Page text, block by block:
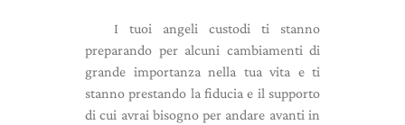
I tuoi angeli custodi ti stanno
preparando per alcuni cambiamenti di
grande importanza nella tua vita e ti
stanno prestando la fiducia e il supporto
di cui avrai bisogno per andare avanti in